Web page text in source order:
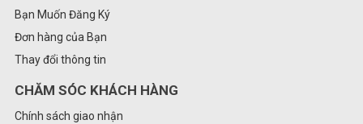
Bạn Muốn Đăng Ký
Đơn hàng của Bạn
Thay đổi thông tin
CHĂM SÓC KHÁCH HÀNG
Chính sách giao nhận